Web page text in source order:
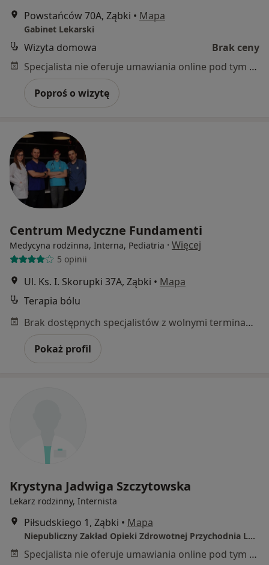
Powstańców 70A, Ząbki • Mapa
Gabinet Lekarski
Wizyta domowa
Brak ceny
Specjalista nie oferuje umawiania online pod tym adresem.
Poproś o wizytę
Centrum Medyczne Fundamenti
Medycyna rodzinna, Interna, Pediatria · Więcej
5 opinii
Ul. Ks. I. Skorupki 37A, Ząbki • Mapa
Terapia bólu
Brak dostępnych specjalistów z wolnymi terminami w tym centrum medycznym.
Pokaż profil
Krystyna Jadwiga Szczytowska
Lekarz rodzinny, Internista
Piłsudskiego 1, Ząbki • Mapa
Niepubliczny Zakład Opieki Zdrowotnej Przychodnia Lekarska "VITAL"
Specjalista nie oferuje umawiania online pod tym adresem.